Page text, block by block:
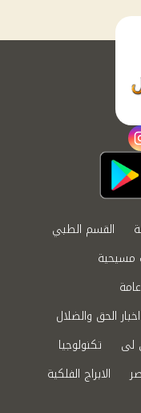
القسم الطبي
مسيحية
اخبار الحق والضلال
لى
تكنولوجيا
الابراج الفلكية